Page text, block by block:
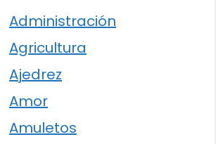
Administración
Agricultura
Ajedrez
Amor
Amuletos